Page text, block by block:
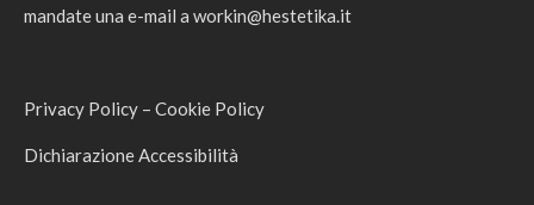
mandate una e-mail a workin@hestetika.it
Privacy Policy – Cookie Policy
Dichiarazione Accessibilità